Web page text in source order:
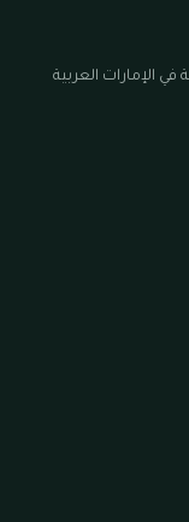
الإمارات العربية